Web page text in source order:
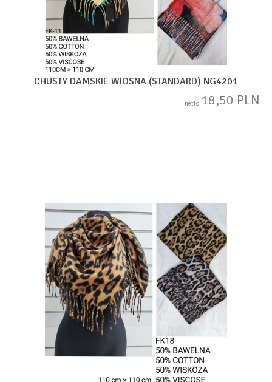
CHUSTY DAMSKIE WIOSNA (STANDARD) NG4201
netto 18,50 PLN